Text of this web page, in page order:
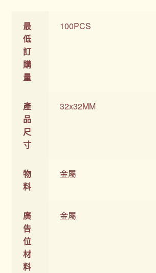
最
低
訂
購
量
100PCS
產
品
尺
寸
32x32MM
物
料
金屬
廣
告
位
材
料
金屬